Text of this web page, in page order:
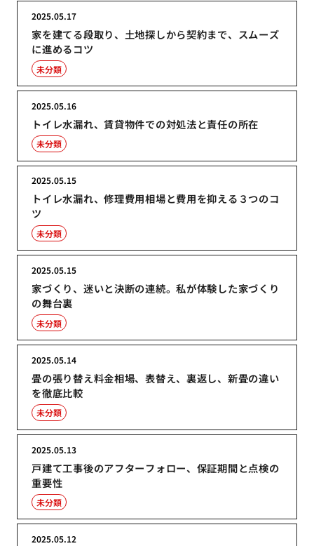
家を建てる段取り、土地探しから契約まで、スムーズ
に進めるコツ
2025.05.17
未分類
トイレ水漏れ、賃貸物件での対処法と責任の所在
2025.05.16
未分類
トイレ水漏れ、修理費用相場と費用を抑える３つのコ
ツ
2025.05.15
未分類
家づくり、迷いと決断の連続。私が体験した家づくり
の舞台裏
2025.05.15
未分類
畳の張り替え料金相場、表替え、裏返し、新畳の違い
を徹底比較
2025.05.14
未分類
戸建て工事後のアフターフォロー、保証期間と点検の
重要性
2025.05.13
未分類
2025.05.12